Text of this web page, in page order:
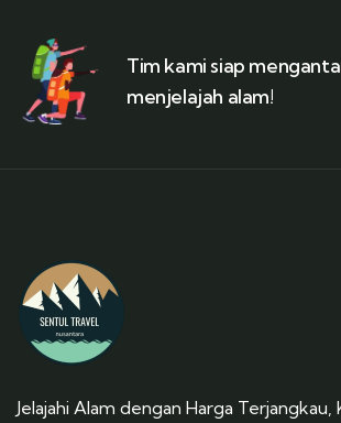
Tim kami siap
menjelajah alam!
Jelajahi Alam dengan Harga Terjangkau,